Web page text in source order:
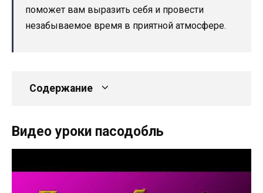
поможет вам выразить себя и провести
незабываемое время в приятной атмосфере.
Содержание
Видео уроки пасодобль